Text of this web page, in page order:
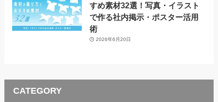
すめ素材32選！写真・イラスト
で作る社内掲示・ポスター活用
術
2026年6月20日
CATEGORY